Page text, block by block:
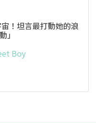
！坦言最打動她的浪
」
Boy